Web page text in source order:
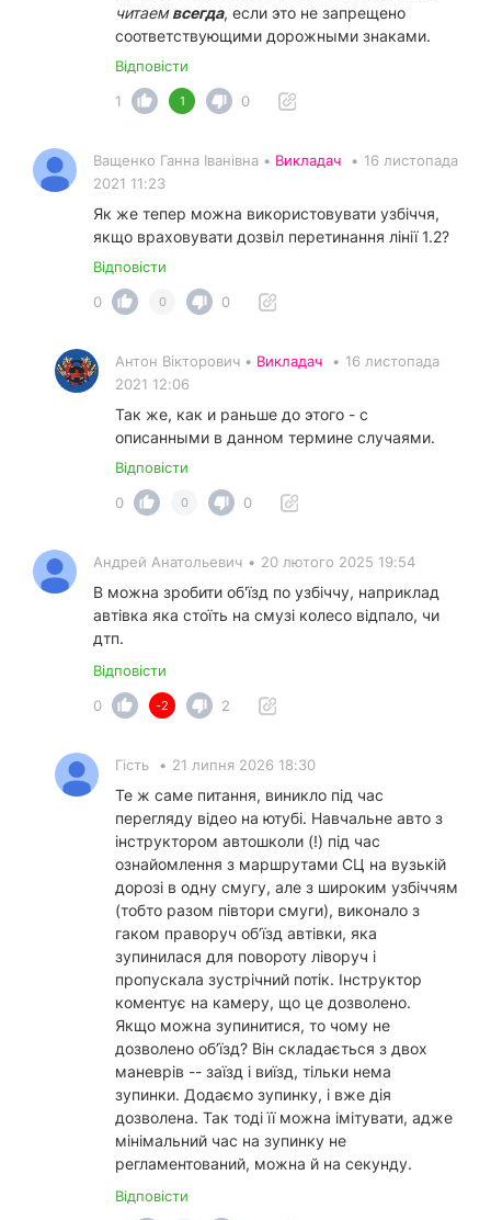
читаемвсегда, если это не запрещено
соответствующими дорожными знаками.
Відповісти
1
1 0
Ващенко Ганна Іванівна • Викладач • 16 листопада
2021 11:23
Як же тепер можна використовувати узбіччя,
якщо враховувати дозвіл перетинання лінії 1.2?
Відповісти
0
0 0
Антон Вікторович • Викладач • 16 листопада
2021 12:06
Так же, как и раньше до этого - с
описанными в данном термине случаями.
Відповісти
0
0 0
Андрей Анатольевич • 20 лютого 2025 19:54
В можна зробити об'їзд по узбіччу, наприклад
автівка яка стоїть на смузі колесо відпало, чи
дтп.
Відповісти
0
-2 2
Гість • 21 липня 2026 18:30
Те ж саме питання, виникло під час
перегляду відео на ютубі. Навчальне авто з
інструктором автошколи (!) під час
ознайомлення з маршрутами СЦ на вузькій
дорозі в одну смугу, але з широким узбіччям
(тобто разом півтори смуги), виконало з
гаком праворуч об’їзд автівки, яка
зупинилася для повороту ліворуч і
пропускала зустрічний потік. Інструктор
коментує на камеру, що це дозволено.
Якщо можна зупинитися, то чому не
дозволено об’їзд? Він складається з двох
маневрів -- заїзд і виїзд, тільки нема
зупинки. Додаємо зупинку, і вже дія
дозволена. Так тоді її можна імітувати, адже
мінімальний час на зупинку не
регламентований, можна й на секунду.
Відповісти